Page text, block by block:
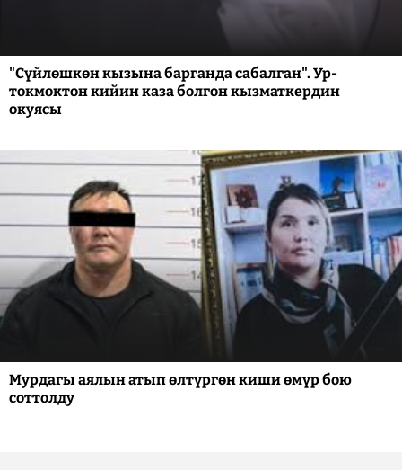
"Сүйлөшкөн кызына барганда сабалган". Ур-
токмоктон кийин каза болгон кызматкердин
окуясы
Мурдагы аялын атып өлтүргөн киши өмүр бою
соттолду